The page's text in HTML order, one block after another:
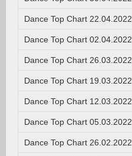
Dance Top Chart 22.04.2022.
Dance Top Chart 02.04.2022.
Dance Top Chart 26.03.2022.
Dance Top Chart 19.03.2022.
Dance Top Chart 12.03.2022.
Dance Top Chart 05.03.2022.
Dance Top Chart 26.02.2022.